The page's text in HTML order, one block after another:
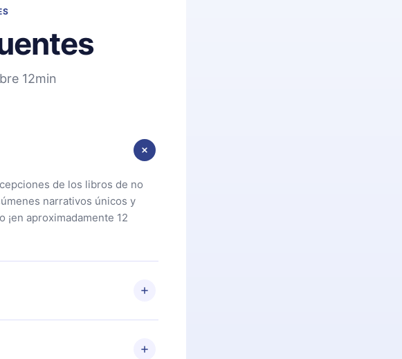
12min
de los libros de no
narrativos únicos y
aproximadamente 12
de nuestra biblioteca. Si por
contacta a